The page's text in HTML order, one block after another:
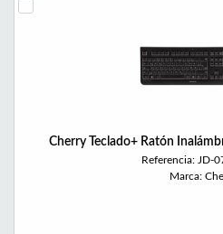
Cherry Teclado+ Ratón
Referencia: JD-
Marca: